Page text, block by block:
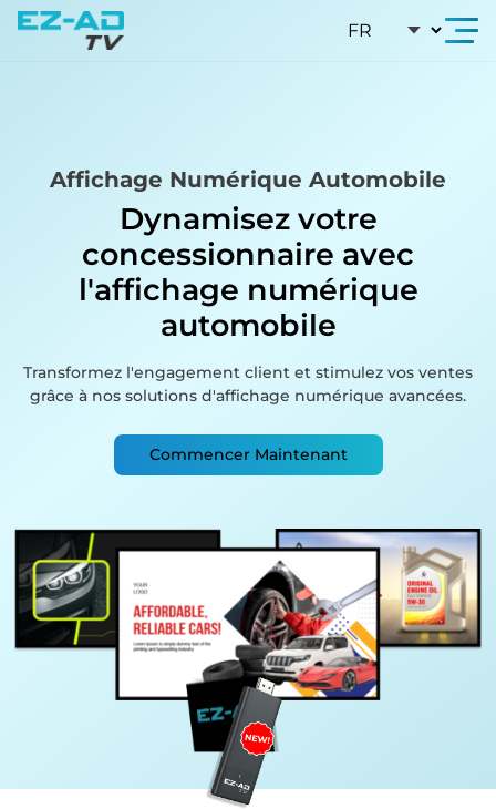
Affichage Numérique Automobile
Dynamisez votre
concessionnaire avec
l'affichage numérique
automobile
Transformez l'engagement client et stimulez vos ventes
grâce à nos solutions d'affichage numérique avancées.
Commencer Maintenant